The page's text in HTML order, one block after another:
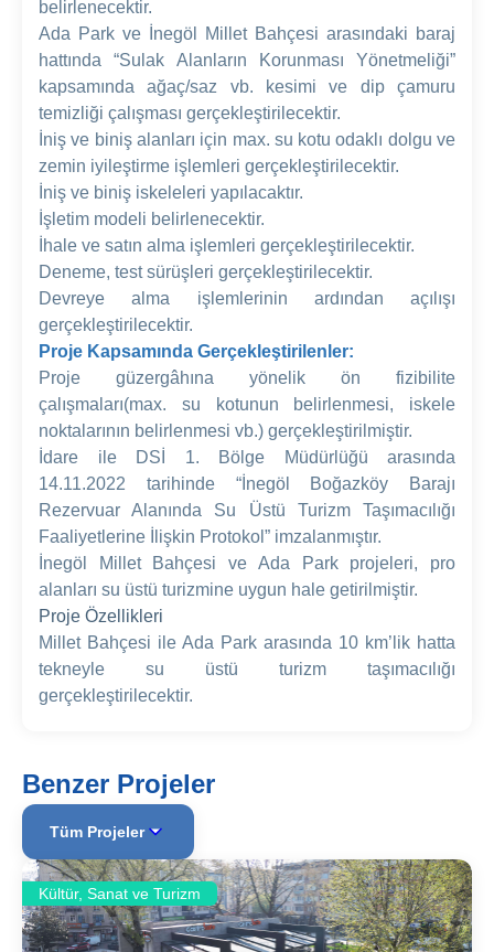
belirlenecektir.
Ada Park ve İnegöl Millet Bahçesi arasındaki baraj
hattında “Sulak Alanların Korunması Yönetmeliği”
kapsamında ağaç/saz vb. kesimi ve dip çamuru
temizliği çalışması gerçekleştirilecektir.
İniş ve biniş alanları için max. su kotu odaklı dolgu ve
zemin iyileştirme işlemleri gerçekleştirilecektir.
İniş ve biniş iskeleleri yapılacaktır.
İşletim modeli belirlenecektir.
İhale ve satın alma işlemleri gerçekleştirilecektir.
Deneme, test sürüşleri gerçekleştirilecektir.
Devreye alma işlemlerinin ardından açılışı
gerçekleştirilecektir.
Proje Kapsamında Gerçekleştirilenler:
Proje güzergâhına yönelik ön fizibilite
çalışmaları(max. su kotunun belirlenmesi, iskele
noktalarının belirlenmesi vb.) gerçekleştirilmiştir.
İdare ile DSİ 1. Bölge Müdürlüğü arasında
14.11.2022 tarihinde “İnegöl Boğazköy Barajı
Rezervuar Alanında Su Üstü Turizm Taşımacılığı
Faaliyetlerine İlişkin Protokol” imzalanmıştır.
İnegöl Millet Bahçesi ve Ada Park projeleri, pro
alanları su üstü turizmine uygun hale getirilmiştir.
Proje Özellikleri
Millet Bahçesi ile Ada Park arasında 10 km’lik hatta
tekneyle su üstü turizm taşımacılığı
gerçekleştirilecektir.
Benzer Projeler
Tüm Projeler
Kültür, Sanat ve Turizm